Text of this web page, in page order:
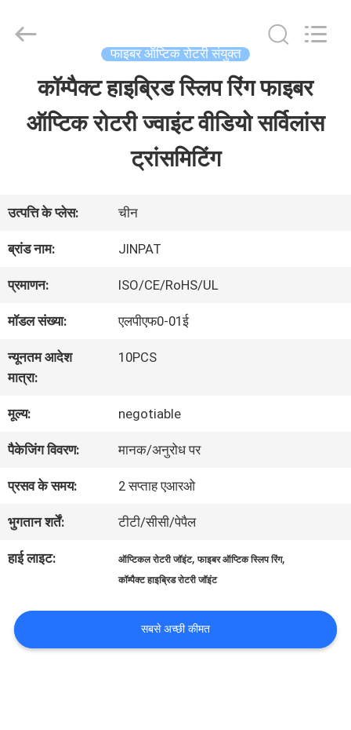
वीआर
दिखाएँ
हमारे
बारे
में
कारखाना
गुणवत्ता
नियंत्रण
संपर्क
करें
Electronics
फाइबर ऑप्टिक रोटरी संयुक्त
कॉम्पैक्ट हाइब्रिड स्लिप रिंग फाइबर
ऑप्टिक रोटरी ज्वाइंट वीडियो सर्विलांस
ट्रांसमिटिंग
उत्पत्ति के प्लेस: चीन
ब्रांड नाम: JINPAT
प्रमाणन: ISO/CE/RoHS/UL
मॉडल संख्या: एलपीएफ0-01ई
न्यूनतम आदेश
मात्रा:
10PCS
मूल्य: negotiable
पैकेजिंग विवरण: मानक/अनुरोध पर
प्रसव के समय: 2 सप्ताह एआरओ
भुगतान शर्तें: टीटी/सीसी/पेपैल
हाई लाइट: ऑप्टिकल रोटरी जॉइंट,फाइबर ऑप्टिक स्लिप रिंग,
कॉम्पैक्ट हाइब्रिड रोटरी जॉइंट
सबसे अच्छी कीमत